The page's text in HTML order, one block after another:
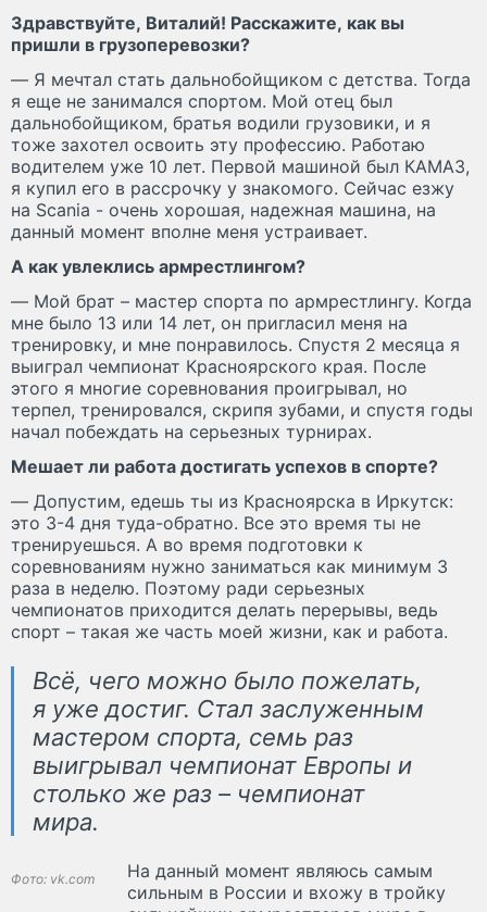
Здравствуйте, Виталий! Расскажите, как вы
пришли в грузоперевозки?
— Я мечтал стать дальнобойщиком с детства. Тогда
я еще не занимался спортом. Мой отец был
дальнобойщиком, братья водили грузовики, и я
тоже захотел освоить эту профессию. Работаю
водителем уже 10 лет. Первой машиной был КАМАЗ,
я купил его в рассрочку у знакомого. Сейчас езжу
на Scania - очень хорошая, надежная машина, на
данный момент вполне меня устраивает.
А как увлеклись армрестлингом?
— Мой брат – мастер спорта по армрестлингу. Когда
мне было 13 или 14 лет, он пригласил меня на
тренировку, и мне понравилось. Спустя 2 месяца я
выиграл чемпионат Красноярского края. После
этого я многие соревнования проигрывал, но
терпел, тренировался, скрипя зубами, и спустя годы
начал побеждать на серьезных турнирах.
Мешает ли работа достигать успехов в спорте?
— Допустим, едешь ты из Красноярска в Иркутск:
это 3-4 дня туда-обратно. Все это время ты не
тренируешься. А во время подготовки к
соревнованиям нужно заниматься как минимум 3
раза в неделю. Поэтому ради серьезных
чемпионатов приходится делать перерывы, ведь
спорт – такая же часть моей жизни, как и работа.
Всё, чего можно было пожелать,
я уже достиг. Стал заслуженным
мастером спорта, семь раз
выигрывал чемпионат Европы и
столько же раз – чемпионат
мира.
Фото: vk.com
На данный момент являюсь самым
сильным в России и вхожу в тройку